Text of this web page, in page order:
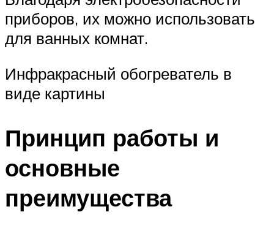
приборов, их можно использовать
для ванных комнат.
Инфракрасный обогреватель в
виде картины
Принцип работы и
основные
преимущества